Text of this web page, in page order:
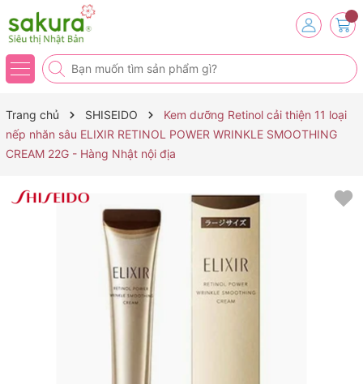
Trang chủ SHISEIDO
Kem dưỡng Retinol cải thiện 11 loại
nếp nhăn sâu ELIXIR RETINOL POWER WRINKLE SMOOTHING
CREAM 22G - Hàng Nhật nội địa